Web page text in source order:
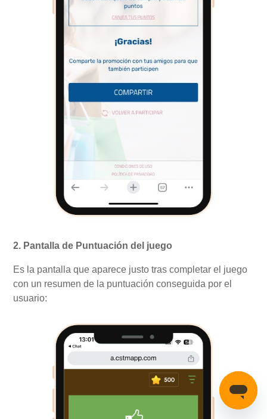
2. Pantalla de Puntuación del juego
Es la pantalla que aparece justo tras completar el juego
con un resumen de la puntuación conseguida por el
usuario: